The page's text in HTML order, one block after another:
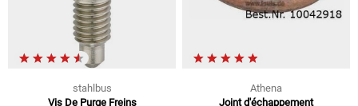
stahlbus
Vis De Purge Freins
Athena
Joint d'échappement